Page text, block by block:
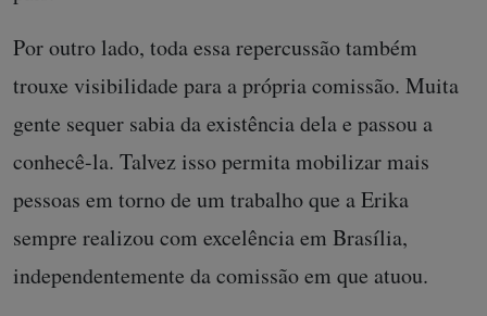
Por outro lado, toda essa repercussão também
trouxe visibilidade para a própria comissão. Muita
gente sequer sabia da existência dela e passou a
conhecê-la. Talvez isso permita mobilizar mais
pessoas em torno de um trabalho que a Erika
sempre realizou com excelência em Brasília,
independentemente da comissão em que atuou.